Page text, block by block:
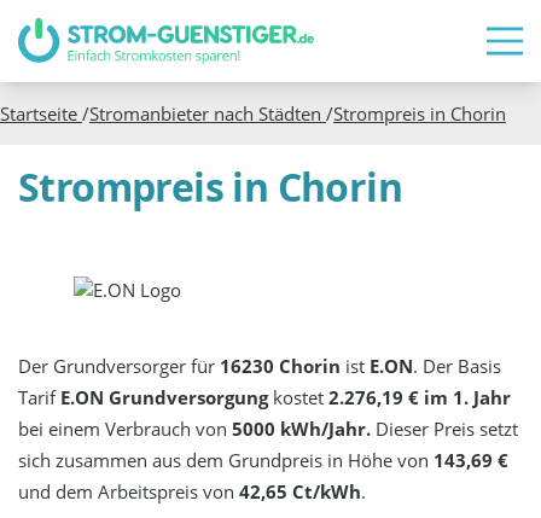
Startseite /Stromanbieter nach Städten /Strompreis in Chorin
Strompreis in Chorin
Der Grundversorger für 16230 Chorin ist E.ON. Der Basis
Tarif E.ON Grundversorgungkostet2.276,19 € im 1. Jahr
bei einem Verbrauch von5000 kWh/Jahr. Dieser Preis setzt
sich zusammen aus dem Grundpreis in Höhe von 143,69 €
und dem Arbeitspreis von42,65 Ct/kWh.